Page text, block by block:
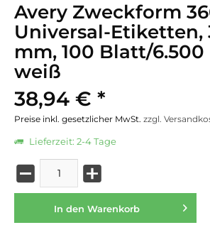
Avery Zweckform
Universal-Etiketten,
mm, 100 Blatt/
weiß
38,94 € *
Preise inkl. gesetzlicher MwSt. zzgl.
Lieferzeit: 2-4 Tage
In den Warenkorb